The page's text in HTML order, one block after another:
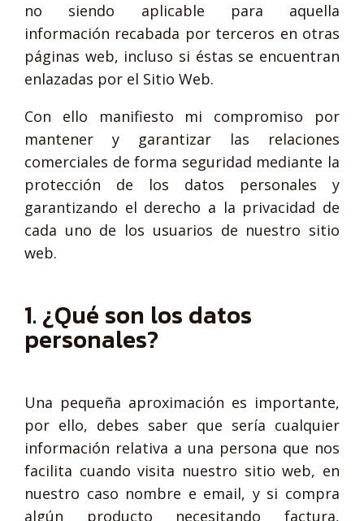
no siendo aplicable para aquella
información recabada por terceros en otras
páginas web, incluso si éstas se encuentran
enlazadas por el Sitio Web.
Con ello manifiesto mi compromiso por
mantener y garantizar las relaciones
comerciales de forma seguridad mediante la
protección de los datos personales y
garantizando el derecho a la privacidad de
cada uno de los usuarios de nuestro sitio
web.
1. ¿Qué son los datos
personales?
Una pequeña aproximación es importante,
por ello, debes saber que sería cualquier
información relativa a una persona que nos
facilita cuando visita nuestro sitio web, en
nuestro caso nombre e email, y si compra
algún producto necesitando factura,